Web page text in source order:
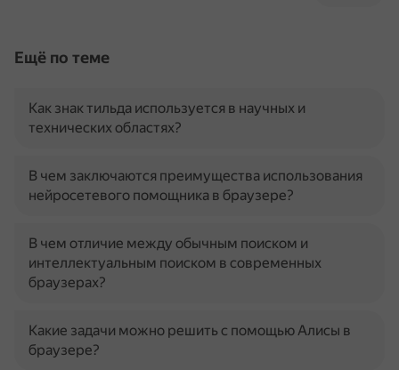
Ещё по теме
Как знак тильда используется в научных и
технических областях?
В чем заключаются преимущества использования
нейросетевого помощника в браузере?
В чем отличие между обычным поиском и
интеллектуальным поиском в современных
браузерах?
Какие задачи можно решить с помощью Алисы в
браузере?